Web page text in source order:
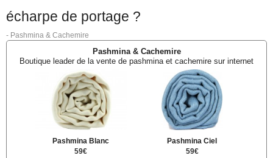
écharpe de portage ?
- Pashmina & Cachemire
Pashmina & Cachemire
Boutique leader de la vente de pashmina et cachemire sur internet
Pashmina Blanc
59€
Pashmina Ciel
59€